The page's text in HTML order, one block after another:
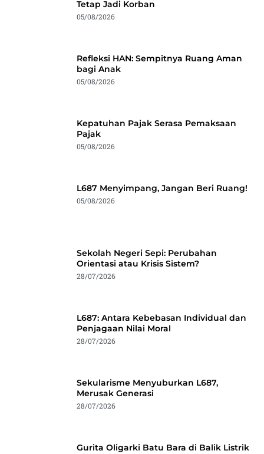
Tetap Jadi Korban
05/08/2026
Refleksi HAN: Sempitnya Ruang Aman
bagi Anak
05/08/2026
Kepatuhan Pajak Serasa Pemaksaan
Pajak
05/08/2026
L687 Menyimpang, Jangan Beri Ruang!
05/08/2026
Sekolah Negeri Sepi: Perubahan
Orientasi atau Krisis Sistem?
28/07/2026
L687: Antara Kebebasan Individual dan
Penjagaan Nilai Moral
28/07/2026
Sekularisme Menyuburkan L687,
Merusak Generasi
28/07/2026
Gurita Oligarki Batu Bara di Balik Listrik